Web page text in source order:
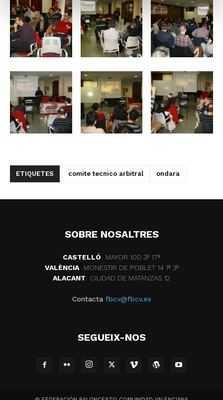
ETIQUETES comite tecnico arbitral ondara
SOBRE NOSALTRES
CASTELLÓ
MAYOR 100 3º 17ª
VALÈNCIA
MONESTIR DE POBLET 14 1ª 3º
ALACANT
CIUDAD DE MATANZAS 12
Contacta fbcv@fbcv.es
SEGUEIX-NOS